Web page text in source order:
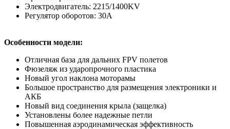
Электродвигатель: 2215/1400KV
Регулятор оборотов: 30A
Особенности модели:
Отличная база для дальних FPV полетов
Фюзеляж из ударопрочного пластика
Новый угол наклона моторамы
Большое пространство для размещения электроники и
АКБ
Новый вид соединения крыла (защелка)
Установлены более надежные петли
Повышенная аэродинамическая эффективность